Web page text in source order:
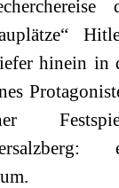
hinein in